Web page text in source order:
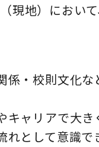
現地）におい
・校則文化な
ャリアで大き
れとして意識で